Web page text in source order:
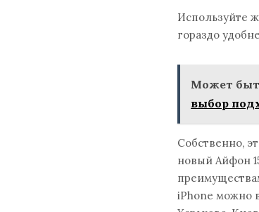
Используйте
гораздо
Может
выбор
Собственно,
новый Айфон
iPhone можно